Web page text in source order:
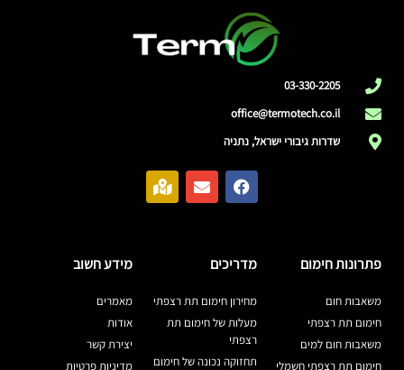
03-330-2205
office@termotech.co.il
שדרות גיבורי ישראל, נתניה
פתרונות חימום
משאבות חום
חימום תת רצפתי
משאבות חום למים
חימום תת רצפתי חשמלי
מדריכים
מחירון חימום תת רצפתי
מעלות של חימום תת
רצפתי
תחזוקה נכונה של חימום
מידע חשוב
מאמרים
אודות
יצירת קשר
מדיניות פרטיות